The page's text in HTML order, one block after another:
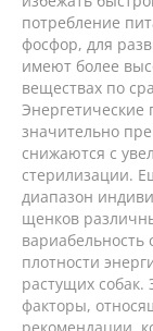
потребление
фосфор, для
имеют более
веществах по
значительно
снижаются с
стерилизации.
диапазон
щенков
плотности
растущих собак.
факторы,